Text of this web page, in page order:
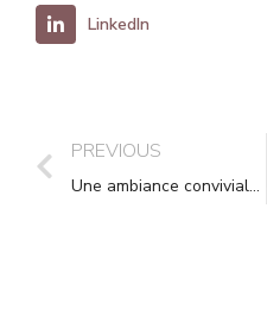
LinkedIn
PREVIOUS
Une ambiance conviviale autour des auteurs et des livres